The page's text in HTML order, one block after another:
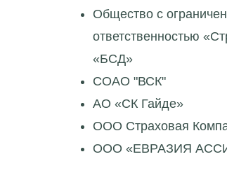
Общество с
ответственностью
«БСД»
СОАО "ВСК"
АО «СК Гайде»
ООО Страховая
ООО «ЕВРАЗИЯ